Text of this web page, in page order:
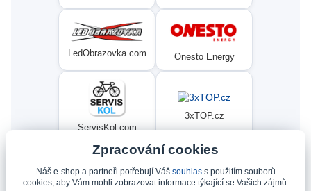
LedObrazovka.com Onesto Energy
ServisKol.com
3xTOP.cz
Condat Ninex.cz
Zpracování cookies
Náš e-shop a partneři potřebují Váš souhlass použitím souborů
cookies, aby Vám mohli zobrazovat informace týkající se Vašich zájmů.